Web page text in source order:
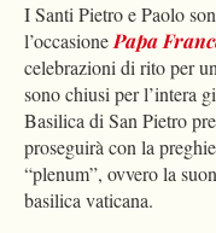
I Santi Pietro e Paolo
l’occasionePapa
celebrazioni di rito per
sono chiusi per l’intera
Basilica di San Pietro
proseguirà con la
“plenum”, ovvero la
basilica vaticana.